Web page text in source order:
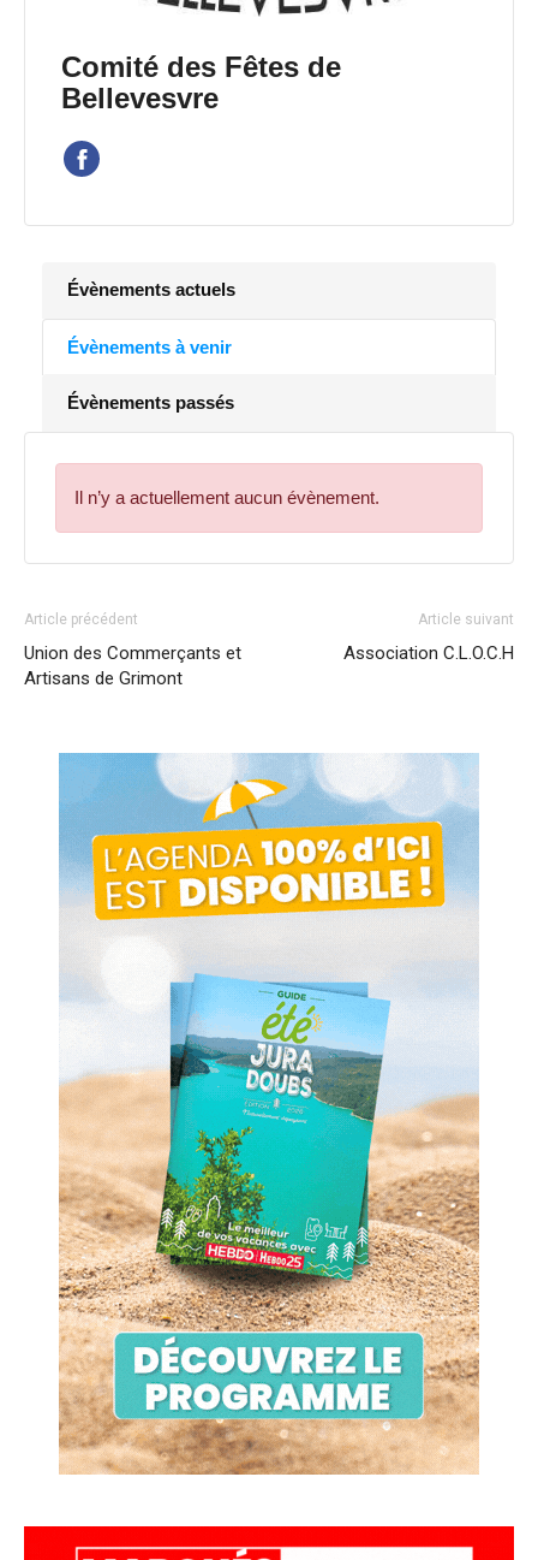
Comité des Fêtes de
Bellevesvre
Évènements actuels
Évènements à venir
Évènements passés
Il n’y a actuellement aucun évènement.
Article précédent
Union des Commerçants et
Artisans de Grimont
Article suivant
Association C.L.O.C.H